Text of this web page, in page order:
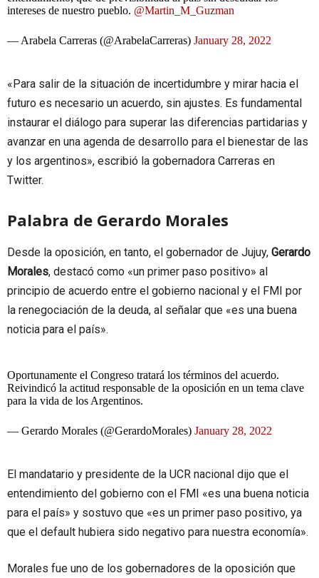
intereses de nuestro pueblo. @Martin_M_Guzman
— Arabela Carreras (@ArabelaCarreras) January 28, 2022
«Para salir de la situación de incertidumbre y mirar hacia el
futuro es necesario un acuerdo, sin ajustes. Es fundamental
instaurar el diálogo para superar las diferencias partidarias y
avanzar en una agenda de desarrollo para el bienestar de las
y los argentinos», escribió la gobernadora Carreras en
Twitter.
Palabra de Gerardo Morales
Desde la oposición, en tanto, el gobernador de Jujuy, Gerardo
Morales, destacó como «un primer paso positivo» al
principio de acuerdo entre el gobierno nacional y el FMI por
la renegociación de la deuda, al señalar que «es una buena
noticia para el país».
Oportunamente el Congreso tratará los términos del acuerdo.
Reivindicó la actitud responsable de la oposición en un tema clave
para la vida de los Argentinos.
— Gerardo Morales (@GerardoMorales) January 28, 2022
El mandatario y presidente de la UCR nacional dijo que el
entendimiento del gobierno con el FMI «es una buena noticia
para el país» y sostuvo que «es un primer paso positivo, ya
que el default hubiera sido negativo para nuestra economía».
Morales fue uno de los gobernadores de la oposición que